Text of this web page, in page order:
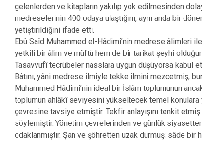
gelenlerden ve kitapların yakılıp yok edilmesinden
medreselerinin 400 odaya ulaştığını, aynı anda bir
yetiştirildiğini ifade etti.
Ebû Saîd Muhammed el-Hâdimî’nin medrese âlimleri
yetkili bir âlim ve müftü hem de bir tarikat şeyhi
Tasavvufî tecrübeler nasslara uygun düşüyorsa kabul
Bâtını, yâni medrese ilmiyle tekke ilmini mezcetmiş,
Muhammed Hâdimî’nin ideal bir İslâm toplumunun
toplumun ahlâkî seviyesini yükseltecek temel konulara
çevresine tavsiye etmiştir. Tekfir anlayışını tenkit
söylemiştir. Yönetim çevrelerinden ve günlük
odaklanmıştır. Şan ve şöhretten uzak durmuş; sâde bir